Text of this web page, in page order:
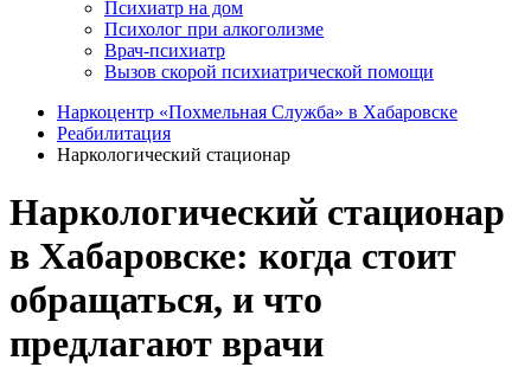
Психиатр на дом
Психолог при алкоголизме
Врач-психиатр
Вызов скорой психиатрической помощи
Наркоцентр «Похмельная Служба» в Хабаровске
Реабилитация
Наркологический стационар
Наркологический стационар
в Хабаровске: когда стоит
обращаться, и что
предлагают врачи